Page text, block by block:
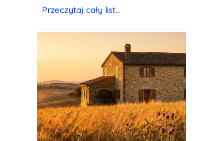
Przeczytaj cały list...